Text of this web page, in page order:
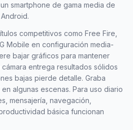
smartphone de gama media de
competitivos como Free Fire,
Mobile en configuración media-
bajar gráficos para mantener
entrega resultados sólidos
bajas pierde detalle. Graba
algunas escenas. Para uso diario
mensajería, navegación,
básica funcionan